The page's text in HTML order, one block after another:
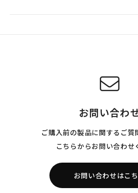
お問い合わ
ご購入前の製品に関するご質
こちらからお問い合わせ
お問い合わせはこ